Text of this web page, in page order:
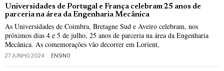
Universidades de Portugal e França celebram 25 anos de
parceria na área da Engenharia Mecânica
As Universidades de Coimbra, Bretagne Sud e Aveiro celebram, nos
próximos dias 4 e 5 de julho, 25 anos de parceria na área da Engenharia
Mecânica. As comemorações vão decorrer em Lorient,
27 JUNHO, 2024 ENSINO